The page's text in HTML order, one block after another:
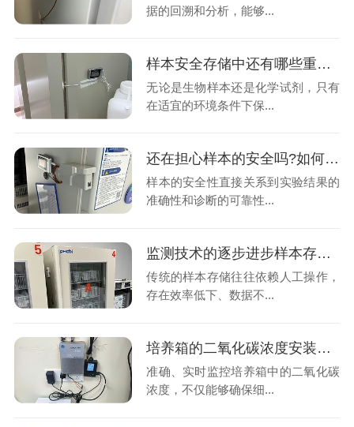
据的回溯和分析，能够...
样本安全存储中还有哪些重要因素需要考虑?如何设置样本安全?26.7.24
无论是生物样本还是化学试剂，只有
在适宜的环境条件下保...
还在担心样本的安全吗?如何制定有效的温湿度异常应急预案?26.7.22
样本的安全性直接关系到实验结果的
准确性和诊断的可靠性...
监测技术的逐步进步样本存储管理是如何把样本变的智能化和精细化?26.7.20
传统的样本存储往往依赖人工操作，
存在效率低下、数据不...
培养箱的二氧化碳浓度安装实时监控的意义是什么呢?26.7.16
准确、实时监控培养箱中的二氧化碳
浓度，不仅能够确保细...